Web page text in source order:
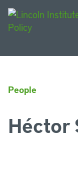
People
Héctor